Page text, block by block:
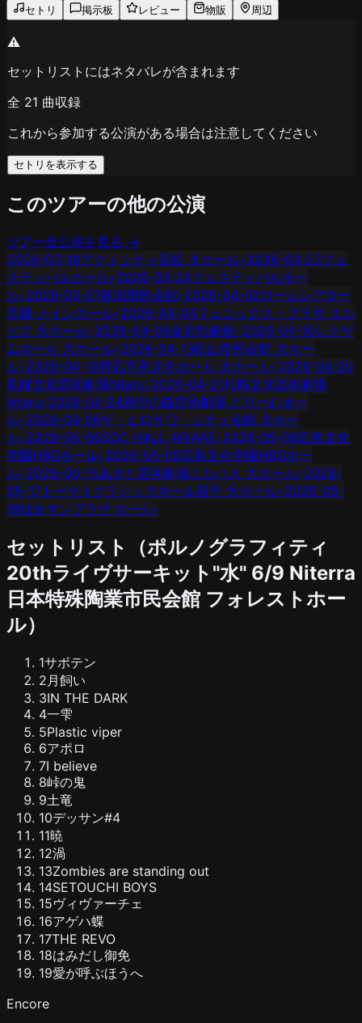
セトリ 掲示板 レビュー 物販 周辺
⚠️
セットリストにはネタバレが含まれます
全 21 曲収録
これから参加する公演がある場合は注意してください
セトリを表示する
このツアーの他の公演
ツアー全公演を見る →
2026-03-19アクトシティ浜松 大ホール› 2026-03-23フェ
スティバルホール› 2026-03-24フェスティバルホー
ル› 2026-03-27新潟県民会館› 2026-04-02 ロームシアター
京都 メインホール› 2026-04-04フェニックス・プラザ エル
ピス 大ホール› 2026-04-06金沢歌劇座› 2026-04-10レクザ
ムホール 大ホール› 2026-04-13松山市民会館 大ホー
ル› 2026-04-18帯広市民文化ホール 大ホール› 2026-04-20
札幌文化芸術劇場hitaru› 2026-04-21札幌文化芸術劇場
hitaru› 2026-04-24府中の森芸術劇場 どりーむホー
ル› 2026-04-26ザ・ヒロサワ・シティ会館 大ホー
ル› 2026-05-06SGC HALL ARIAKE› 2026-05-08広島文化
学園HBGホール› 2026-05-09広島文化学園HBGホー
ル› 2026-05-15あきた芸術劇場ミルハス 大ホール› 2026-
05-17 トーサイクラシックホール岩手 大ホール› 2026-05-
19仙台サンプラザ ホール›
セットリスト（ポルノグラフィティ
20thライヴサーキット"水" 6/9 Niterra
日本特殊陶業市民会館 フォレストホー
ル）
1サボテン
2 月飼い
3IN THE DARK
4一雫
5Plastic viper
6アポロ
7I believe
8峠の鬼
9土竜
10デッサン#4
11暁
12渦
13Zombies are standing out
14SETOUCHI BOYS
15ヴィヴァーチェ
16アゲハ蝶
17THE REVO
18はみだし御免
19愛が呼ぶほうへ
Encore